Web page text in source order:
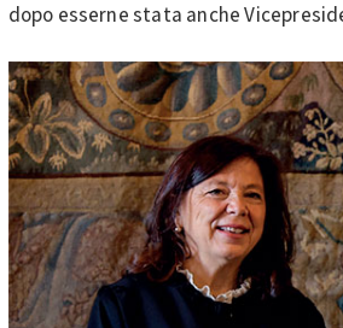
dopo esserne stata anche